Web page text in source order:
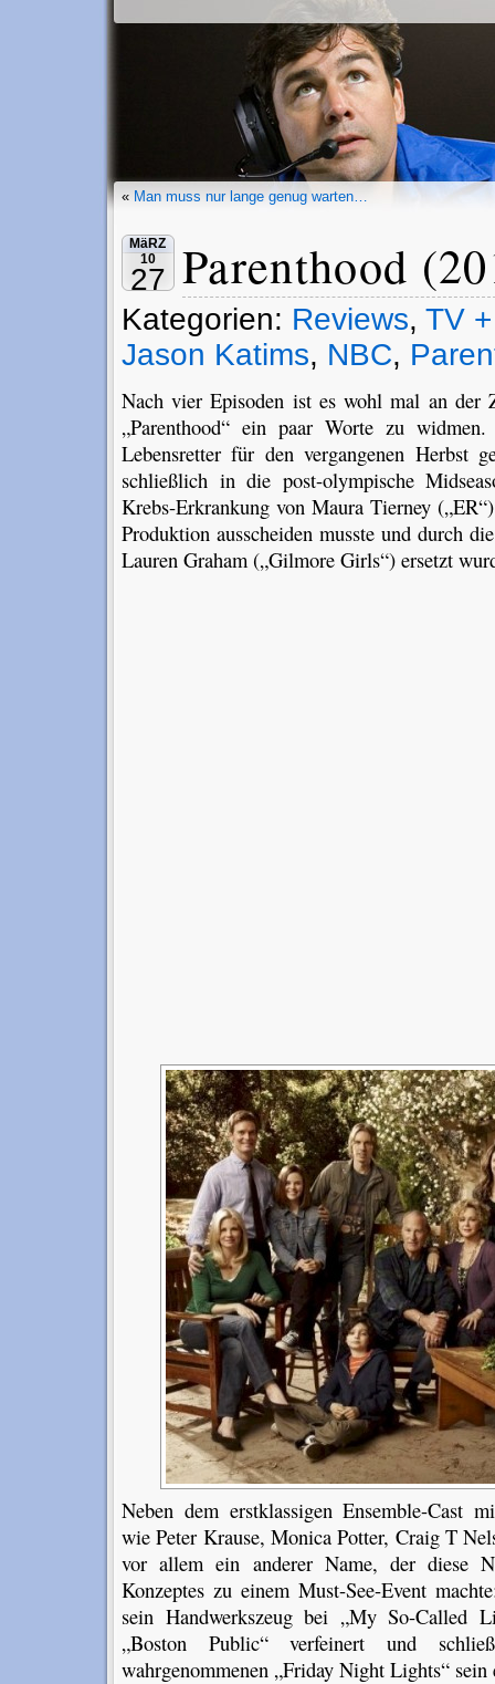
« Man muss nur lange genug warten…
MäRZ
10
27 Parenthood
Kategorien: Reviews, TV
Jason Katims, NBC,
Nach vier Episoden ist es wohl mal an der
„Parenthood“ ein paar Worte zu
Lebensretter für den vergangenen Herbst
schließlich in die post-olympische
Krebs-Erkrankung von Maura Tierney
Produktion ausscheiden musste und durch
Lauren Graham („Gilmore Girls“) ersetzt
Neben dem erstklassigen Ensemble-Cast
wie Peter Krause, Monica Potter, Craig T
vor allem ein anderer Name, der diese
Konzeptes zu einem Must-See-Event
sein Handwerkszeug bei „My So-Called
„Boston Public“ verfeinert und
wahrgenommenen „Friday Night Lights“